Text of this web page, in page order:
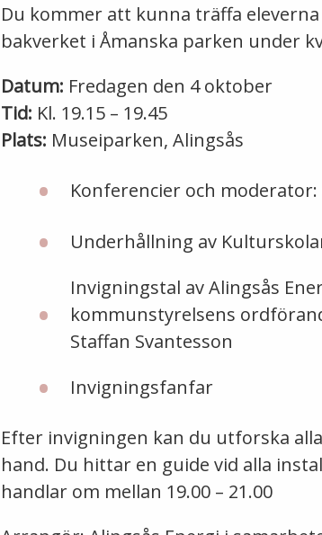
Du kommer att kunna träffa
bakverket i Åmanska parken under
Datum: Fredagen den 4 oktober
Tid: Kl. 19.15 – 19.45
Plats: Museiparken, Alingsås
Konferencier och moderator:
Underhållning av
Invigningstal av Alingsås
kommunstyrelsens
Staffan Svantesson
Invigningsfanfar
Efter invigningen kan du utforska
hand. Du hittar en guide vid alla
handlar om mellan 19.00 – 21.00